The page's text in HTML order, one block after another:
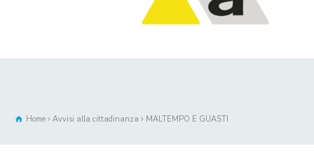
Home Avvisi alla cittadinanza MALTEMPO E GUASTI